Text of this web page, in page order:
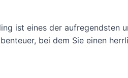
ist eines der aufregendsten
bei dem Sie einen